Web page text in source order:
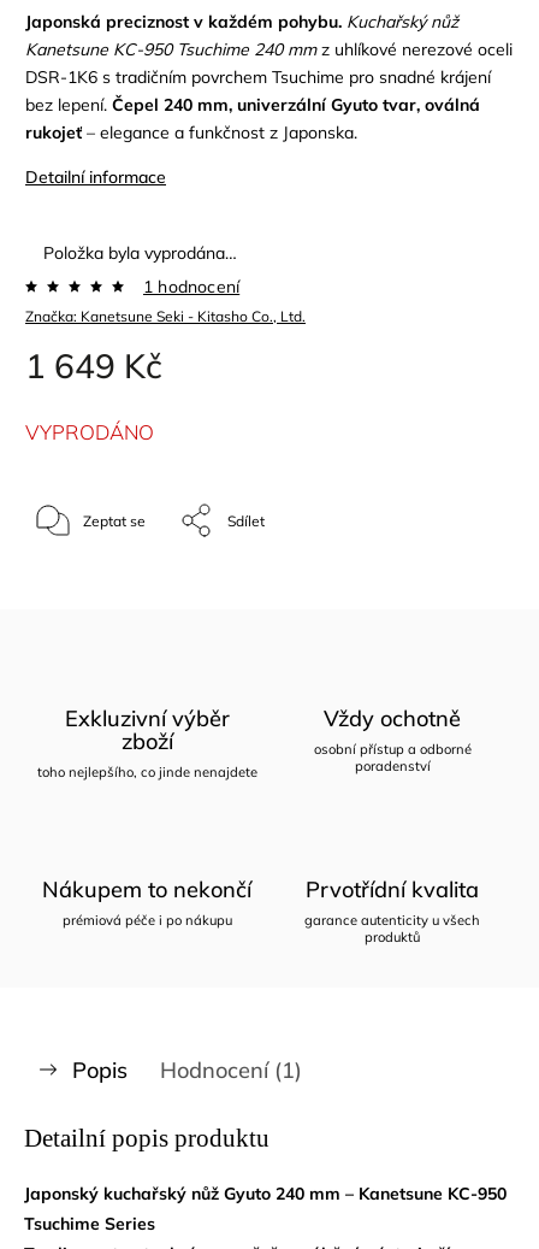
Japonská preciznost v každém pohybu. Kuchařský nůž
Kanetsune KC-950 Tsuchime 240 mmz uhlíkové nerezové oceli
DSR-1K6 s tradičním povrchem Tsuchime pro snadné krájení
bez lepení. Čepel 240 mm, univerzální Gyuto tvar, oválná
rukojeť – elegance a funkčnost z Japonska.
Detailní informace
Položka byla vyprodána…
Značka: Kanetsune Seki - Kitasho Co., Ltd.
1 hodnocení
1 649 Kč
VYPRODÁNO
Zeptat se Sdílet
Exkluzivní výběr
zboží
toho nejlepšího, co jinde nenajdete
Vždy ochotně
osobní přístup a odborné
poradenství
Nákupem to nekončí
prémiová péče i po nákupu
Prvotřídní kvalita
garance autenticity u všech
produktů
Popis Hodnocení (1)
Detailní popis produktu
Japonský kuchařský nůž Gyuto 240 mm – Kanetsune KC-950
Tsuchime Series